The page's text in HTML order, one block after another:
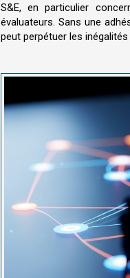
S&E, en particulier
évaluateurs. Sans une
peut perpétuer les